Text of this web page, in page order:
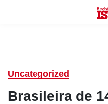
Uncategorized
Brasileira de